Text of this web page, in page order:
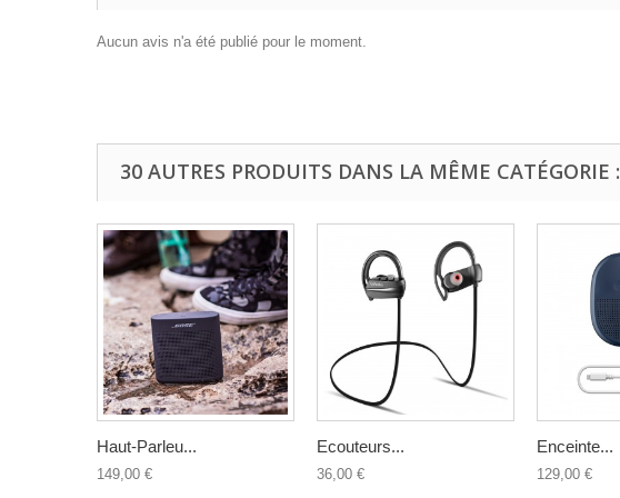
Aucun avis n'a été publié pour le moment.
30 AUTRES PRODUITS DANS LA MÊME CATÉGORIE :
Haut-Parleu...
149,00 €
Ecouteurs...
36,00 €
Enceinte...
129,00 €